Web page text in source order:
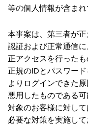
等の個人情報が含ま
本事案は、第三者が
認証および正常通信
正アクセスを行った
正規のIDとパスワー
よりログインできた
悪用したものである可
対象のお客様に対し
必要な対策を実施して